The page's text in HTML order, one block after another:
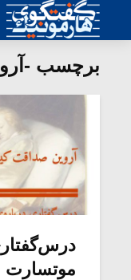
برچسب -
موتسارت